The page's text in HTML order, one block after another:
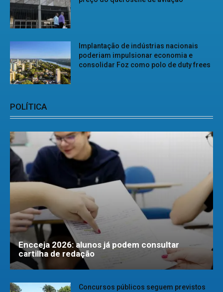
Implantação de indústrias nacionais
poderiam impulsionar economia e
consolidar Foz como polo de duty frees
POLÍTICA
Encceja 2026: alunos já podem consultar
cartilha de redação
Concursos públicos seguem previstos